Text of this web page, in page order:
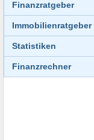
Finanzratgeber
Immobilienratgeber
Statistiken
Finanzrechner